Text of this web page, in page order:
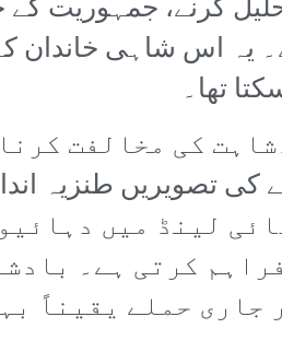
کرنے، جمہوریت کے
یہ اس شاہی خاندان
تھا۔
لینڈ میں
کرتی ہے۔
جاری حملے یقیناً